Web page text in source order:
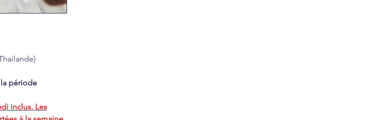
période
inclus. Les